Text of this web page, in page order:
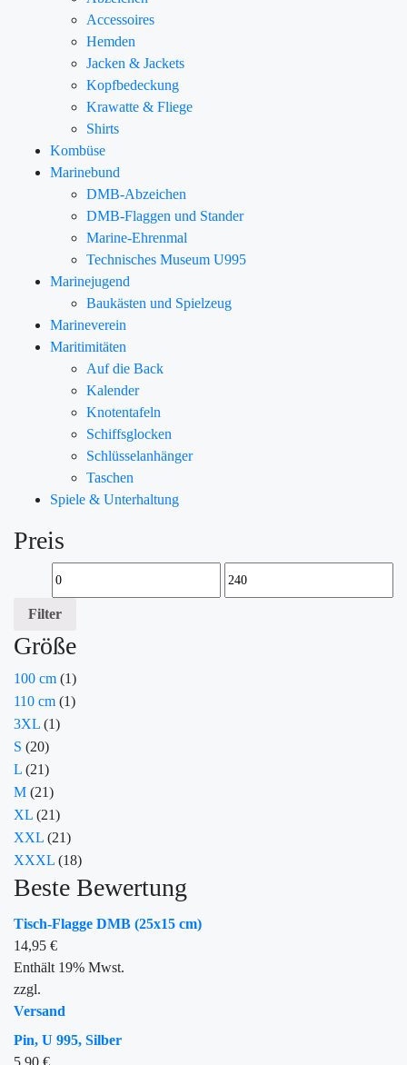
Accessoires
Hemden
Jacken & Jackets
Kopfbedeckung
Krawatte & Fliege
Shirts
Kombüse
Marinebund
DMB-Abzeichen
DMB-Flaggen und Stander
Marine-Ehrenmal
Technisches Museum U995
Marinejugend
Baukästen und Spielzeug
Marineverein
Maritimitäten
Auf die Back
Kalender
Knotentafeln
Schiffsglocken
Schlüsselanhänger
Taschen
Spiele & Unterhaltung
Preis
Filter
Größe
100 cm (1)
110 cm (1)
3XL (1)
S (20)
L (21)
M (21)
XL (21)
XXL (21)
XXXL (18)
Beste Bewertung
Tisch-Flagge DMB (25x15 cm)
14,95 €
Enthält 19% Mwst.
zzgl.
Versand
Pin, U 995, Silber
5,90 €